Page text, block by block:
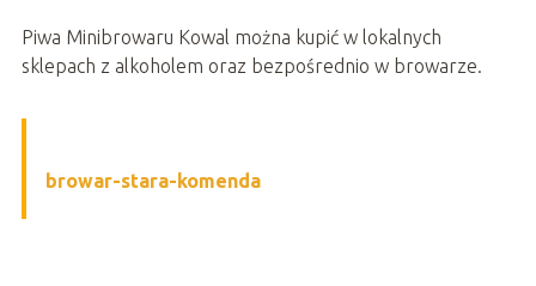
Piwa Minibrowaru Kowal można kupić w lokalnych
sklepach z alkoholem oraz bezpośrednio w browarze.
browar-stara-komenda